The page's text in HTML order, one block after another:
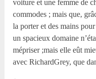
voiture et une femme de
commodes ; mais que,
la porter et des mains
un spacieux domaine
mépriser ;mais elle eût
avec RichardGrey, que